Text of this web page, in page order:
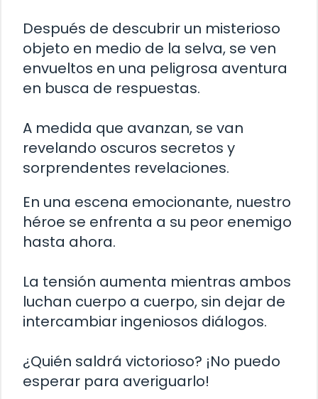
Después de descubrir un misterioso
objeto en medio de la selva, se ven
envueltos en una peligrosa aventura
en busca de respuestas.
A medida que avanzan, se van
revelando oscuros secretos y
sorprendentes revelaciones.
En una escena emocionante, nuestro
héroe se enfrenta a su peor enemigo
hasta ahora.
La tensión aumenta mientras ambos
luchan cuerpo a cuerpo, sin dejar de
intercambiar ingeniosos diálogos.
¿Quién saldrá victorioso? ¡No puedo
esperar para averiguarlo!